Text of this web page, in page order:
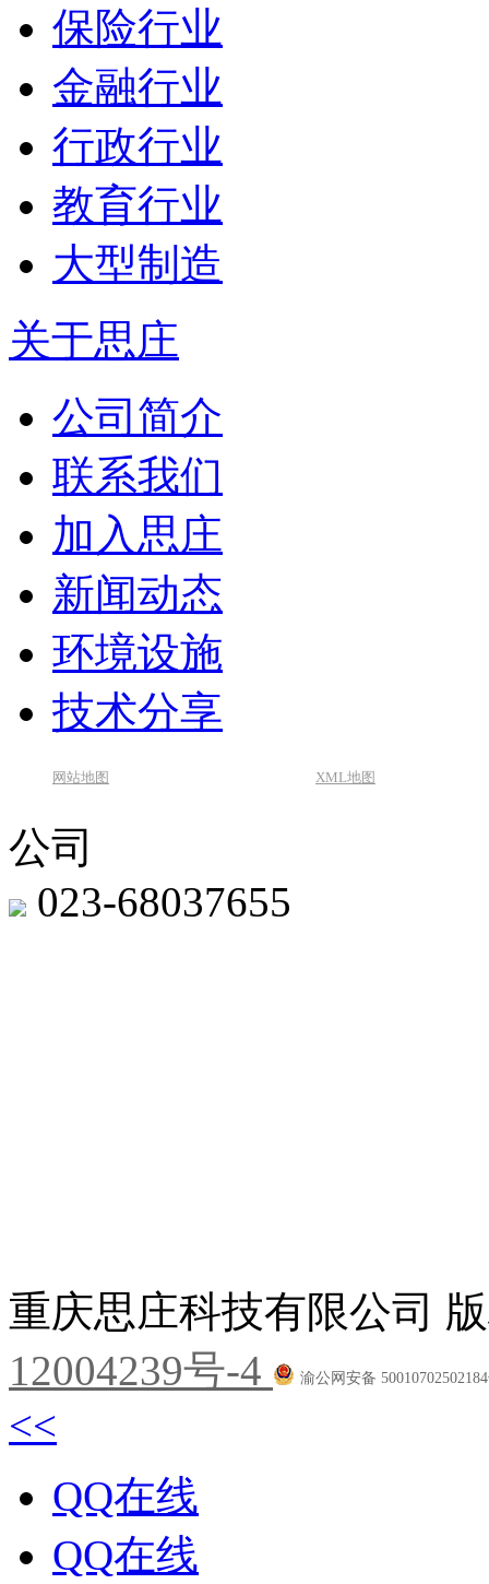
保险行业
金融行业
行政行业
教育行业
大型制造
关于思庄
公司简介
联系我们
加入思庄
新闻动态
环境设施
技术分享
网站地图 XML地图
公司
023-68037655
重庆思庄科技有限公司
12004239号-4
渝公网安备
<<
QQ在线
QQ在线